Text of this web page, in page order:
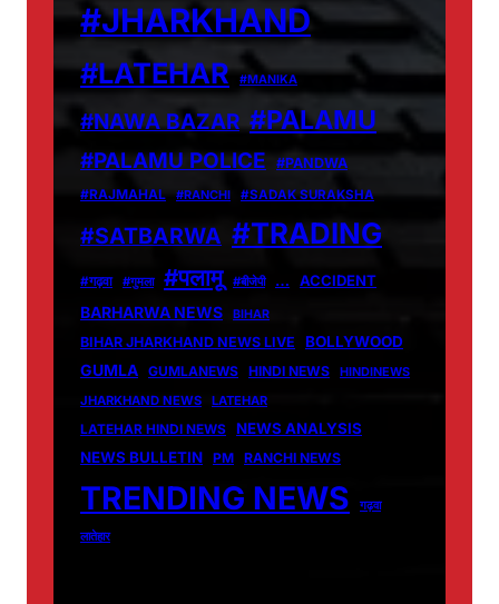
#JHARKHAND
#LATEHAR #MANIKA
#NAWA BAZAR #PALAMU
#PALAMU POLICE
#PANDWA
#RAJMAHAL
#RANCHI #SADAK SURAKSHA
#SATBARWA #TRADING
#गढ़वा #गुमला #पलामू #बीजेपी … ACCIDENT
BARHARWA NEWS BIHAR
BIHAR JHARKHAND NEWS LIVE BOLLYWOOD
GUMLA GUMLANEWS HINDI NEWS
HINDINEWS
JHARKHAND NEWS
LATEHAR
LATEHAR HINDI NEWS
NEWS ANALYSIS
NEWS BULLETIN PM RANCHI NEWS
TRENDING NEWS
गढ़वा
लातेहार